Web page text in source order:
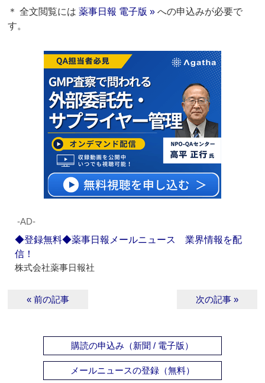
＊ 全文閲覧には薬事日報 電子版 » への申込みが必要で
す。
‐AD‐
◆登録無料◆薬事日報メールニュース 業界情報を配
信！
株式会社薬事日報社
« 前の記事 次の記事 »
購読の申込み（新聞 / 電子版）
メールニュースの登録（無料）